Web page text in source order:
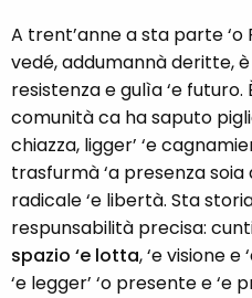
A trent’anne a sta parte ‘o
vedé, addumannà deritte,
resistenza e gulìa ‘e futuro.
comunità ca ha saputo
chiazza, ligger’ ‘e
trasfurmà ‘a presenza
radicale ‘e libertà. Sta
respunsabilità precisa:
spazio ‘e lotta, ‘e visione
‘e legger’ ‘o presente e ‘e